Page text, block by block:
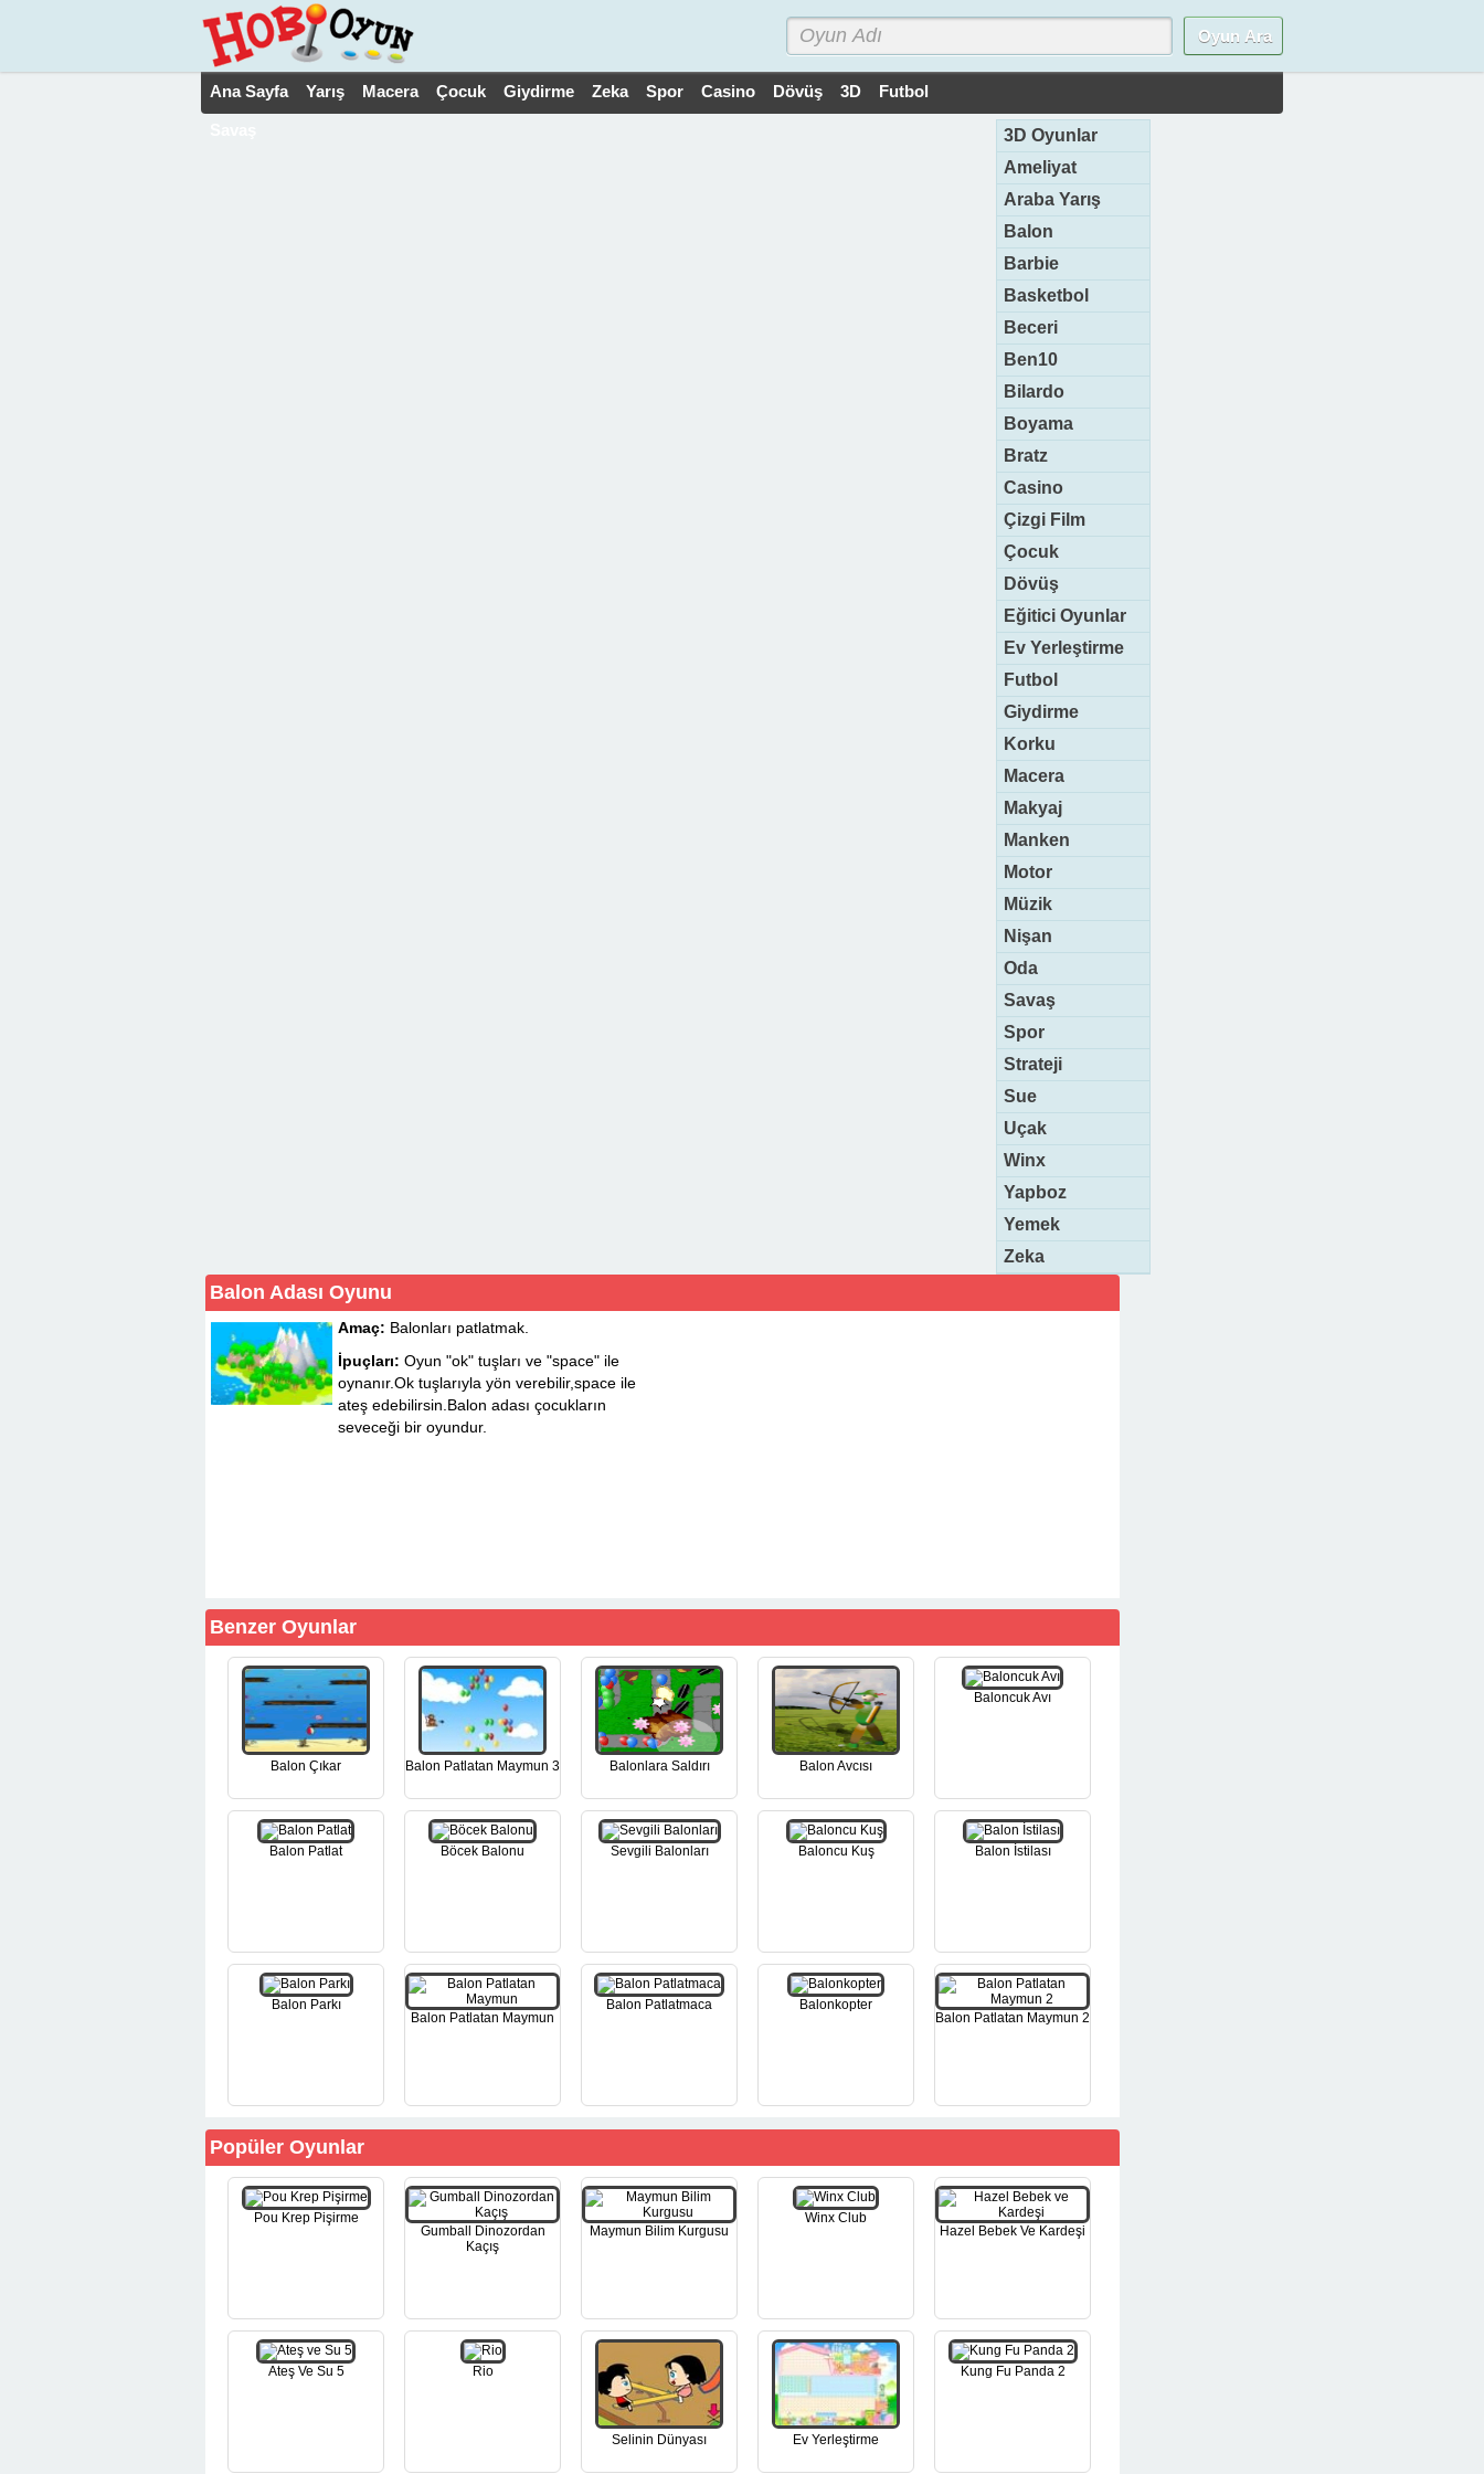
Ana Sayfa Yarış Macera Çocuk Giydirme Zeka Spor Casino Dövüş 3D Futbol
3D Oyunlar
Ameliyat
Araba Yarış
Balon
Barbie
Basketbol
Beceri
Ben10
Bilardo
Boyama
Bratz
Casino
Çizgi Film
Çocuk
Dövüş
Eğitici Oyunlar
Ev Yerleştirme
Futbol
Giydirme
Korku
Macera
Makyaj
Manken
Motor
Müzik
Nişan
Oda
Savaş
Spor
Strateji
Sue
Uçak
Winx
Yapboz
Yemek
Zeka
Balon Adası Oyunu
Amaç: Balonları patlatmak.
İpuçları: Oyun "ok" tuşları ve "space" ile
oynanır.Ok tuşlarıyla yön verebilir,space ile
ateş edebilirsin.Balon adası çocukların
seveceği bir oyundur.
Benzer Oyunlar
Balon Çıkar Balon Patlatan Maymun 3 Balonlara Saldırı Balon Avcısı
Baloncuk Avı
Balon Patlat Böcek Balonu Sevgili Balonları Baloncu Kuş Balon İstilası
Balon Parkı
Balon Patlatan Maymun
Balon Patlatmaca
Balonkopter
Balon Patlatan Maymun 2
Popüler Oyunlar
Pou Krep Pişirme
Gumball Dinozordan
Kaçış
Maymun Bilim Kurgusu
Winx Club
Hazel Bebek Ve Kardeşi
Ateş Ve Su 5 Rio
Selinin Dünyası Ev Yerleştirme
Kung Fu Panda 2